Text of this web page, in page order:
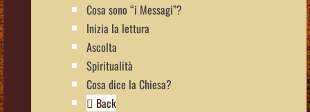
Cosa sono “i Messagi”?
Inizia la lettura
Ascolta
Spiritualità
Cosa dice la Chiesa?
Back